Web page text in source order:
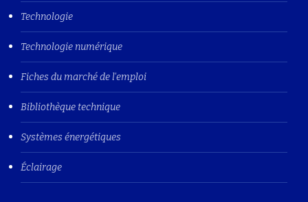
Technologie
Technologie numérique
Fiches du marché de l'emploi
Bibliothèque technique
Systèmes énergétiques
Éclairage